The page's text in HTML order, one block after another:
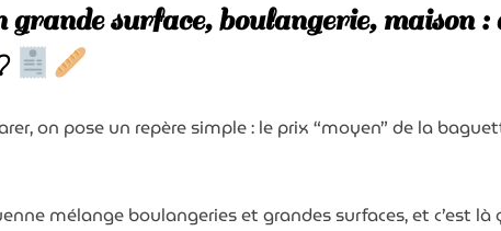
grande surface, boulangerie, maison
on pose un repère simple : le prix “moyen” de la
mélange boulangeries et grandes surfaces, et c’est